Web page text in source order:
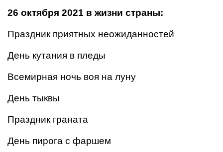
26 октября 2021 в жизни страны:
Праздник приятных неожиданностей
День кутания в пледы
Всемирная ночь воя на луну
День тыквы
Праздник граната
День пирога с фаршем